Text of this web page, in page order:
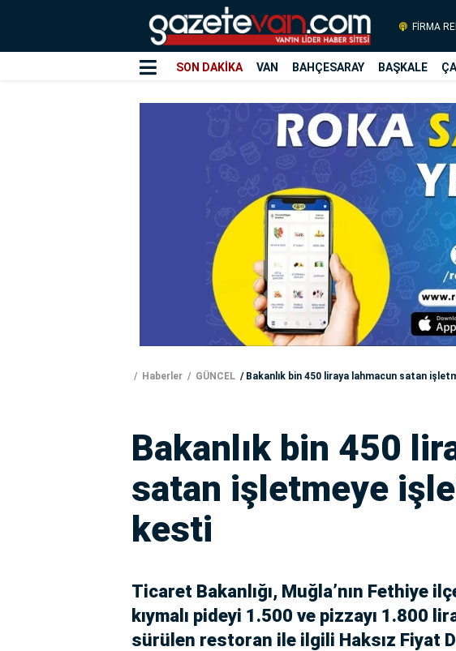
FİRMA
SON DAKİKA VAN BAHÇESARAY BAŞKALE
Haberler GÜNCEL Bakanlık bin 450 liraya lahmacun satan
Bakanlık bin 450
satan işletmeye
kesti
Ticaret Bakanlığı, Muğla’nın Fethiye
kıymalı pideyi 1.500 ve pizzayı 1.800
sürülen restoran ile ilgili Haksız Fiyat